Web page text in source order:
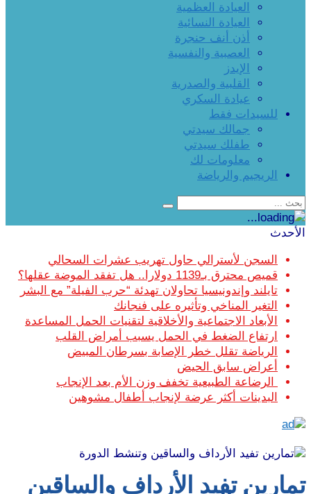
العيادة العظمية
العيادة النسائية
أذن أنف حنجرة
العصبية والنفسية
الإيدز
القلبية والصدرية
عيادة السكري
للسيدات فقط
جمالك سيدتي
طفلك سيدتي
معلومات لك
الريجيم والرياضة
الأحدث
السجن لأسترالي حاول تهريب عشرات السحالي
قميص محترق بـ1139 دولارا.. هل تفقد الموضة عقلها؟
تايلند وإندونيسيا تحاولان تهدئة “حرب الفيلة” مع البشر
التغير المناخي وتأثيره على فنجانك
الأبعاد الاجتماعية والأخلاقية لتقنيات الحمل المساعدة
ارتفاع الضغط في الحمل يسبب أمراض القلب
الرياضة تقلل خطر الإصابة بسرطان المبيض
أعراض سابق الحيض
الرضاعة الطبيعية تخفف وزن الأم بعد الإنجاب
البدينات أكثر عرضة لإنجاب أطفال مشوهين
تمارين تفيد الأرداف والساقين